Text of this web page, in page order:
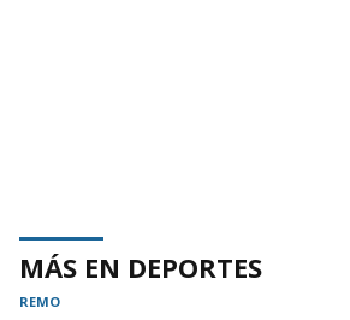
MÁS EN DEPORTES
REMO